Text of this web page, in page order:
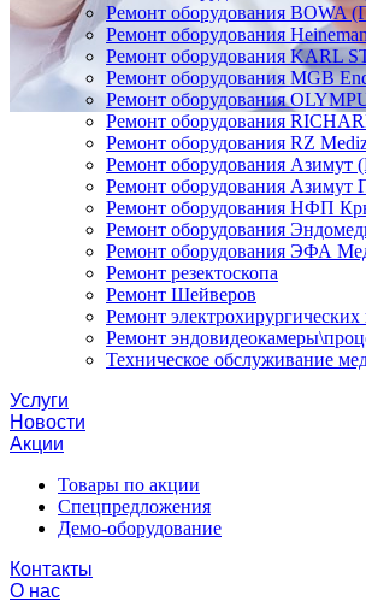
Ремонт оборудования BOWA
Ремонт оборудования
Ремонт оборудования KARL
Ремонт оборудования MGB
Ремонт оборудования
Ремонт оборудования
Ремонт оборудования RZ
Ремонт оборудования Азимут
Ремонт оборудования
Ремонт оборудования НФП
Ремонт оборудования
Ремонт оборудования ЭФА
Ремонт резектоскопа
Ремонт Шейверов
Ремонт
Ремонт
Техническое обслуживание
Услуги
Новости
Акции
Товары по акции
Спецпредложения
Демо-оборудование
Контакты
О нас